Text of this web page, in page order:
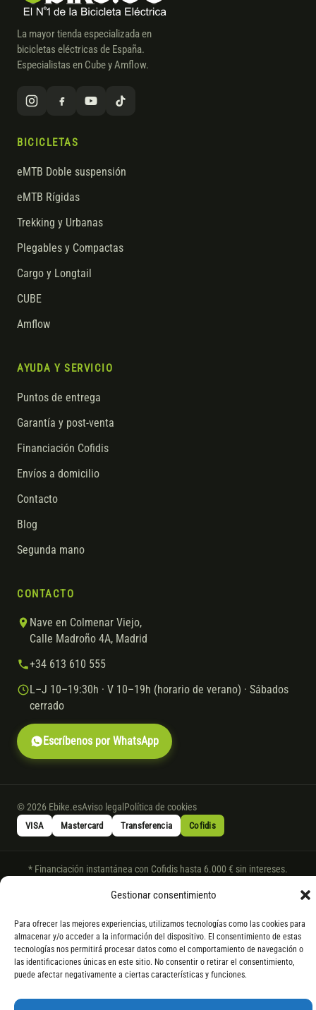
Gestionar consentimiento
Para ofrecer las mejores experiencias, utilizamos tecnologías como las cookies para
almacenar y/o acceder a la información del dispositivo. El consentimiento de estas
tecnologías nos permitirá procesar datos como el comportamiento de navegación o
las identificaciones únicas en este sitio. No consentir o retirar el consentimiento,
puede afectar negativamente a ciertas características y funciones.
La mayor tienda especializada en
bicicletas eléctricas de España.
Especialistas en Cube y Amflow.
BICICLETAS
eMTB Doble suspensión
eMTB Rígidas
Trekking y Urbanas
Plegables y Compactas
Cargo y Longtail
CUBE
Amflow
AYUDA Y SERVICIO
Puntos de entrega
Garantía y post-venta
Financiación Cofidis
Envíos a domicilio
Contacto
Blog
Segunda mano
CONTACTO
Nave en Colmenar Viejo,
Calle Madroño 4A, Madrid
+34 613 610 555
L–J 10–19:30h · V 10–19h (horario de verano) · Sábados
cerrado
Escríbenos por WhatsApp
© 2026 Ebike.esAviso legal Política de cookies
VISA Mastercard Transferencia Cofidis
* Financiación instantánea con Cofidis hasta 6.000 € sin intereses.
los detalles por WhatsApp.
* Los modelos con entrega inmediata se envían 24 h laborables tras el
pago; los de bajo pedido se confirman con un asesor. Si no fuera posible
servir el producto, se devuelve el importe sin coste. La información de
componentes es orientativa; los fabricantes pueden sustituir elementos